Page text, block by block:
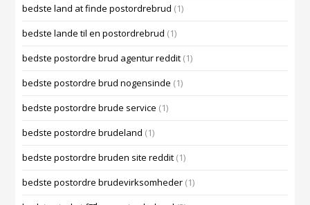
bedste land at finde postordrebrud (1)
bedste lande til en postordrebrud (1)
bedste postordre brud agentur reddit (1)
bedste postordre brud nogensinde (1)
bedste postordre brude service (1)
bedste postordre brudeland (1)
bedste postordre bruden site reddit (1)
bedste postordre brudevirksomheder (1)